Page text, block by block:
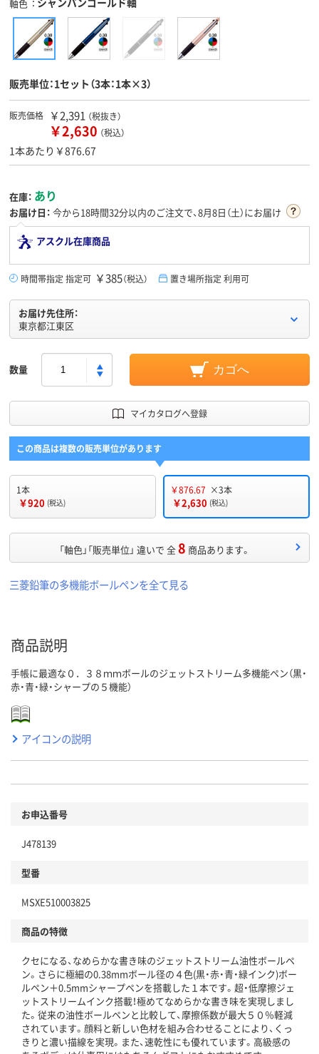
軸色
販売単位：1セット（3本：1本×3）
販売価格 ￥2,391 （税抜き）
￥2,630 （税込）
1本あたり￥876.67
在庫： あり
お届け日： 今から18時間32分以内のご注文で、8月8日（土）にお届け
アスクル在庫商品
時間帯指定 指定可 ￥385（税込） 置き場所指定 利用可
お届け先住所：
東京都江東区
数量 カゴへ
マイカタログへ登録
この商品は複数の販売単位があります
1本
￥920 (税込)
￥876.67 ×3本
￥2,630 (税込)
「軸色」「販売単位」 違いで 全8 商品あります。
三菱鉛筆の多機能ボールペンを全て見る
商品説明
手帳に最適な０．３８ｍｍボールのジェットストリーム多機能ペン（黒・
赤・青・緑・シャープの５機能）
アイコンの説明
お申込番号
J478139
型番
MSXE510003825
商品の特徴
クセになる、なめらかな書き味のジェットストリーム油性ボールペ
ン。さらに極細の0.38mmボール径の４色(黒・赤・青・緑インク)ボー
ルペン＋0.5mmシャープペンを搭載した１本です。超・低摩擦ジェ
ットストリームインク搭載！極めてなめらかな書き味を実現しまし
た。従来の油性ボールペンと比較して、摩擦係数が最大５０％軽減
されています。顔料と新しい色材を組み合わせることにより、くっ
きりと濃い描線を実現。また、速乾性にも優れています。高級感の